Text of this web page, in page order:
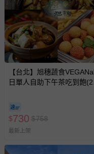
【台北】旭穗蔬食
日單人自助下午茶吃到飽(2
$730 $758
最新上架